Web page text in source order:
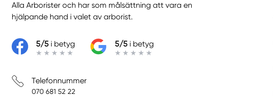
Alla Arborister och har som målsättning att vara en
hjälpande hand i valet av arborist.
5/5 i betyg 5/5 i betyg
Telefonnummer
070 681 52 22